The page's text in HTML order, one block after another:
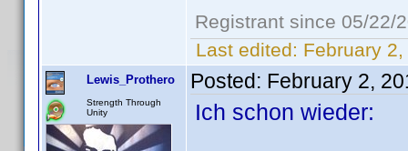
Registrant since 05/22/
Last edited: February
Lewis_Prothero
Strength Through
Unity
Posted: February 2,
Ich schon wieder: